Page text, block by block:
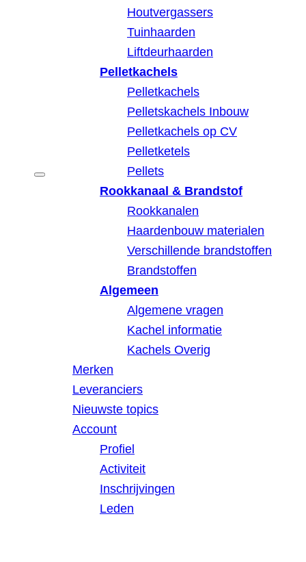
Houtvergassers
Tuinhaarden
Liftdeurhaarden
Pelletkachels
Pelletkachels
Pelletskachels Inbouw
Pelletkachels op CV
Pelletketels
Pellets
Rookkanaal & Brandstof
Rookkanalen
Haardenbouw materialen
Verschillende brandstoffen
Brandstoffen
Algemeen
Algemene vragen
Kachel informatie
Kachels Overig
Merken
Leveranciers
Nieuwste topics
Account
Profiel
Activiteit
Inschrijvingen
Leden